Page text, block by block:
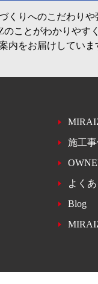
くりへのこだわりや
のことがわかりやす
内をお届けしていま
施工事
よく
Blog